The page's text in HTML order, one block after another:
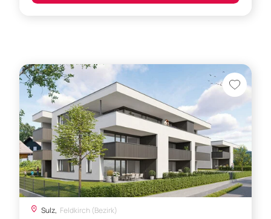
Sulz, Feldkirch (Bezirk)